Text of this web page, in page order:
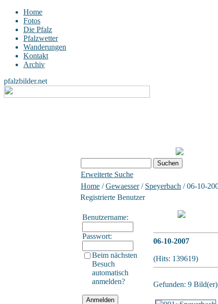
Home
Fotos
Die Pfalz
Pfalzwetter
Wanderungen
Kontakt
Archiv
pfalzbilder.net
Erweiterte Suche
Home /Gewaesser/ Speyerbach / 06-10-
Registrierte Benutzer
Benutzername:
Passwort:
Beim nächsten
Besuch
automatisch
anmelden?
06-10-2007
(Hits: 139619)
Gefunden: 9